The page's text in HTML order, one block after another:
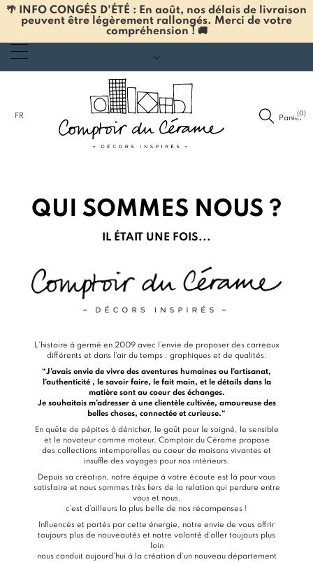
🌴 INFO CONGÉS D'ÉTÉ : En août, nos délais de livraison
peuvent être légèrement rallongés. Merci de votre
compréhension ! 🚚
FR Panier
(0)
QUI SOMMES NOUS ?
IL ÉTAIT UNE FOIS...
L’histoire à germé en 2009 avec l’envie de proposer des carreaux
différents et dans l’air du temps : graphiques et de qualités.
“J’avais envie de vivre des aventures humaines ou l’artisanat,
l’authenticité , le savoir faire, le fait main, et le détails dans la
matière sont au coeur des échanges.
Je souhaitais m’adresser à une clientèle cultivée, amoureuse des
belles choses, connectée et curieuse.“
En quête de pépites à dénicher, le goût pour le soigné, le sensible
et le novateur comme moteur, Comptoir du Cérame propose
des collections intemporelles au coeur de maisons vivantes et
insuffle des voyages pour nos intérieurs.
Depuis sa création, notre équipe à votre écoute est là pour vous
satisfaire et nous sommes très fiers de la relation qui perdure entre
vous et nous,
c’est d’ailleurs la plus belle de nos récompenses !
Influencés et portés par cette énergie, notre envie de vous offrir
toujours plus de nouveautés et notre volonté d’aller toujours plus
loin
nous conduit aujourd’hui à la création d’un nouveau département